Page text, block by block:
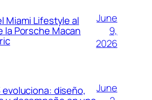
Miami Lifestyle al
la Porsche Macan
June
9,
2026
evoluciona: diseño,
June